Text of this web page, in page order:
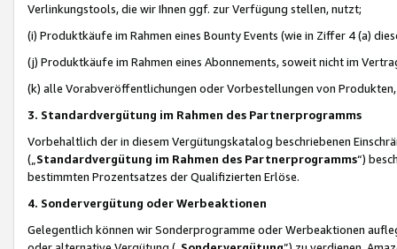
Verlinkungstools, die wir Ihnen ggf. zur Verfügung stellen, nutzt;
(i) Produktkäufe im Rahmen eines Bounty Events (wie in Ziffer 4 (a)
(j) Produktkäufe im Rahmen eines Abonnements, soweit nicht im
(k) alle Vorabveröffentlichungen oder Vorbestellungen von
3. Standardvergütung im Rahmen des Partnerprogramms
Vorbehaltlich der in diesem Vergütungskatalog beschriebenen
(„ Standardvergütung im Rahmen des Partnerprogramms“)
bestimmten Prozentsatzes der Qualifizierten Erlöse.
4. Sondervergütung oder Werbeaktionen
Gelegentlich können wir Sonderprogramme oder Werbeaktionen